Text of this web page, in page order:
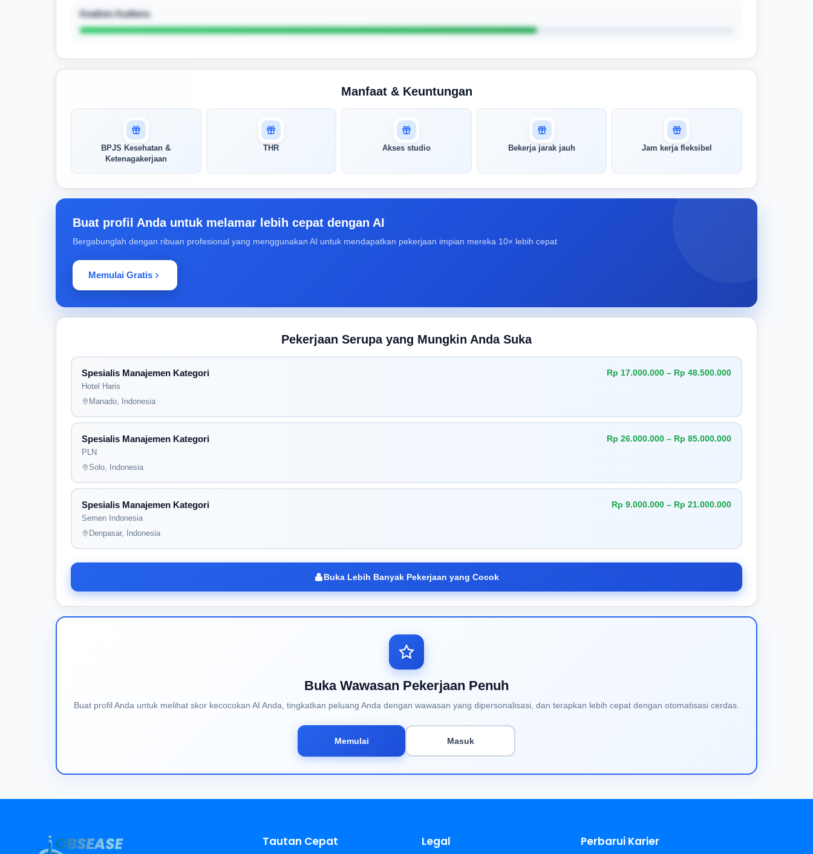
Analisis Audiens
pertandingan AI Anda
AI kami menganalisis profil Anda dan
menunjukkan seberapa cocok keahlian
Anda dengan peran ini
Saya
Manfaat & Keuntungan
BPJS Kesehatan &
Ketenagakerjaan
THR Akses studio Bekerja jarak jauh Jam kerja fleksibel
Buat profil Anda untuk melamar lebih cepat dengan AI
Bergabunglah dengan ribuan profesional yang menggunakan AI untuk mendapatkan pekerjaan impian mereka 10× lebih cepat
Memulai Gratis
Pekerjaan Serupa yang Mungkin Anda Suka
Spesialis Manajemen Kategori
Hotel Haris
Rp 17.000.000 – Rp 48.500.000
Manado, Indonesia
Spesialis Manajemen Kategori
PLN
Rp 26.000.000 – Rp 85.000.000
Solo, Indonesia
Spesialis Manajemen Kategori
Semen Indonesia
Rp 9.000.000 – Rp 21.000.000
Denpasar, Indonesia
Buka Lebih Banyak Pekerjaan yang Cocok
Buka Wawasan Pekerjaan Penuh
Buat profil Anda untuk melihat skor kecocokan AI Anda, tingkatkan peluang Anda dengan wawasan yang dipersonalisasi, dan terapkan lebih cepat dengan otomatisasi cerdas.
Memulai Masuk
Tautan Cepat Legal Perbarui Karier